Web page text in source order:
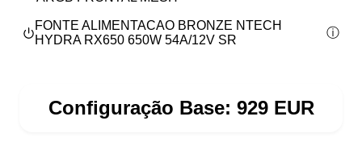
FONTE ALIMENTACAO BRONZE NTECH
HYDRA RX650 650W 54A/12V SR
Configuração Base: 929 EUR